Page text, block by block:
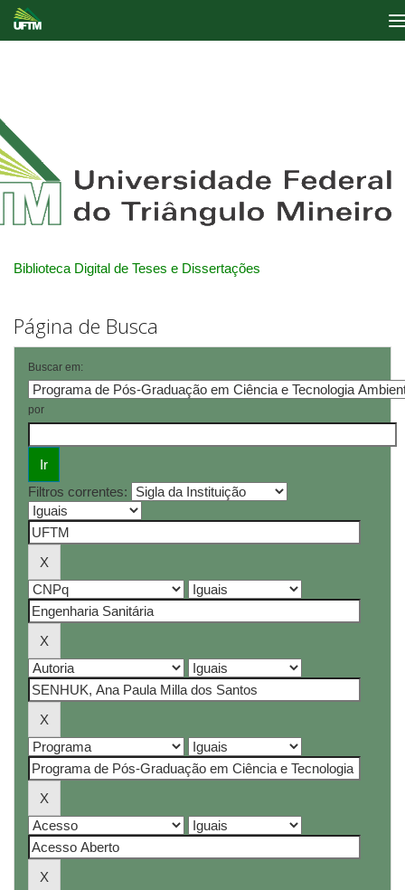
Biblioteca Digital de Teses e Dissertações
Página de Busca
Buscar em:
por
Filtros correntes: